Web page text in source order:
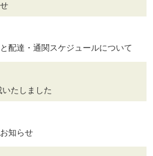
配達・通関スケジュールについて
たしました
知らせ